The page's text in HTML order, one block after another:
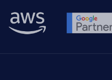
Möchten Sie es selbst
[…]